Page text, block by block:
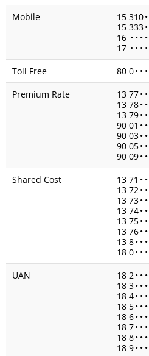
Mobile
15 310•
15 333•
16 • • • •
17 • • • •
Toll Free
80 0• • •
Premium Rate
13 77• •
13 78• •
13 79• •
90 01 • •
90 03• •
90 05• •
90 09• •
Shared Cost
13 71 • •
13 72• •
13 73• •
13 74• •
13 75• •
13 76• •
13 8• • •
18 0• • •
UAN
18 2• • •
18 3• • •
18 4• • •
18 5• • •
18 6• • •
18 7• • •
18 8• • •
18 9• • •